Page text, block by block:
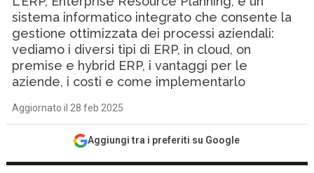
sistema informatico integrato che consente la
gestione ottimizzata dei processi aziendali:
vediamo i diversi tipi di ERP, in cloud, on
premise e hybrid ERP, i vantaggi per le
aziende, i costi e come implementarlo
Aggiornato il 28 feb 2025
Aggiungi tra i preferiti su Google